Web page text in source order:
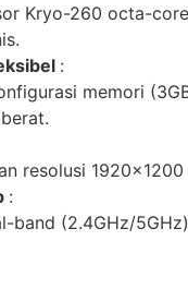
Kryo-260 octa-
:
memori
resolusi
:
band (2.4GHz/